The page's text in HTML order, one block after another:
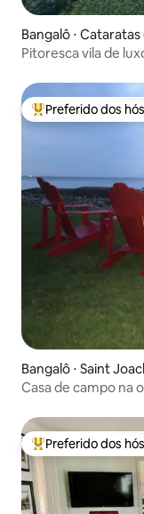
Bangalô ⋅
Pitoresca vila de
Entre os melhores
Preferido dos
Bangalô ⋅ Saint
Casa de campo na
Entre os melhores
Preferido dos